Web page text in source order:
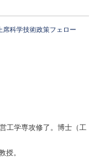
席科学技術政策フェロー
工学専攻修了。博士（工
授。